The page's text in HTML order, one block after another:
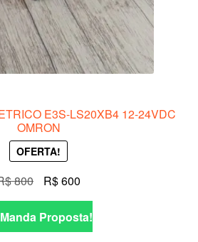
E3S-LS20XB4 12-24VDC
OMRON
OFERTA!
800
O
preço
original
era:
R$600O
preço
atual
é:
Manda Proposta!